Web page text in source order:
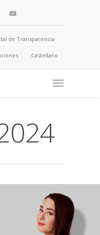
de Transparencia
Castellano